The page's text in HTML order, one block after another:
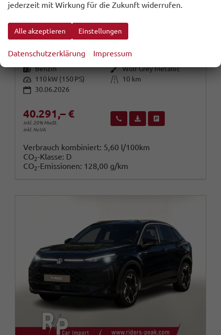
R-Line EasyO 3JGar SHZ Kam ParkAss+ 18Z
unverbindliche Lieferzeit:07.08.2026 Fahrzeug mit Tageszulassung
Fahrzeugnr.114005 GetriebeAutomatik
KraftstoffBenzin AußenfarbeWolf Grey Metallic
Leistung 110 kW (150 PS) Kilometerstand
10 km
30.06.2026
40.291,– €
inkl. 20% MwSt.
inkl. NoVA
Wir rufen Sie anFahrzeugexposé (PDF)
Verbrauch kombiniert: 5,60 l/100km
CO2-Klasse: D
CO2-Emissionen: 128,00 g/km
jederzeit mit Wirkung für die Zukunft widerrufen.
Alle akzeptieren Einstellungen
Datenschutzerklärung Impressum